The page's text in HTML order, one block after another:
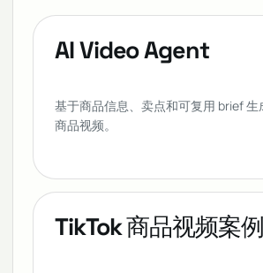
AI Video Agent
基于商品信息、卖点和可复用 brief 生
商品视频。
TikTok 商品视频案例